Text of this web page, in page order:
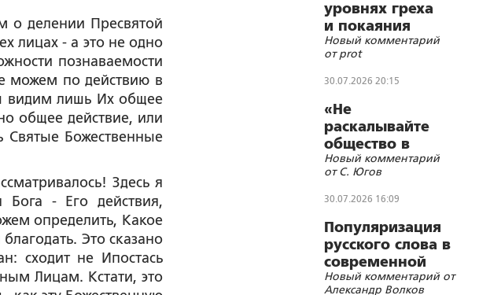
о делении Пресвятой
лицах - а это не одно
познаваемости
можем по действию в
видим лишь Их общее
общее действие, или
Божественные
Здесь я
- Его действия,
определить, Какое
Это сказано
сходит не Ипостась
Лицам. Кстати, это
уровнях греха
и покаяния
Новый комментарий
от prot
30.07.2026 20:15
«Не
раскалывайте
общество в
угоду врагам»
Новый комментарий
от С. Югов
30.07.2026 16:09
Популяризация
русского слова в
современной
литературе как
Новый комментарий от
Александр Волков